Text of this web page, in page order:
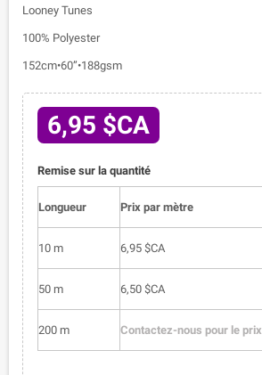
Looney Tunes
100% Polyester
152cm•60”•188gsm
6,95 $CA
Remise sur la quantité
Longueur Prix par mètre
10 m 6,95 $CA
50 m 6,50 $CA
200 m Contactez-nous pour le prix